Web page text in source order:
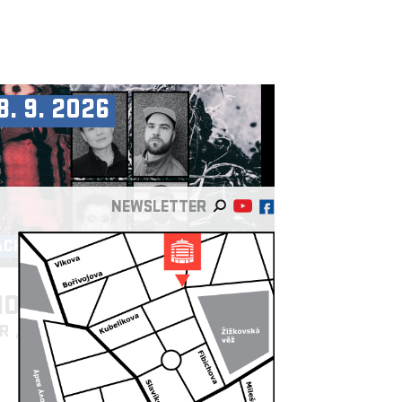
9. 2026
& PALÁC AKROPOLIS
& MC DÄLEK
/AT
NEWSLETTER